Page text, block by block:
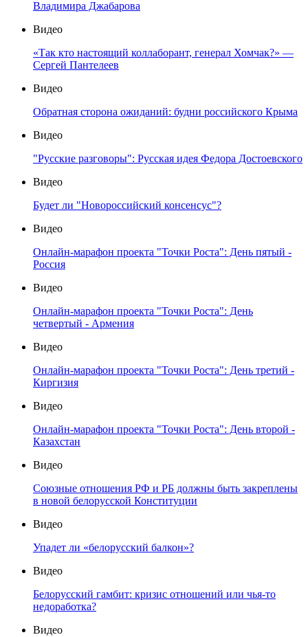
Владимира Джабарова
Видео
«Так кто настоящий коллаборант, генерал Хомчак?» —
Сергей Пантелеев
Видео
Обратная сторона ожиданий: будни российского Крыма
Видео
"Русские разговоры": Русская идея Федора Достоевского
Видео
Будет ли "Новороссийский консенсус"?
Видео
Онлайн-марафон проекта "Точки Роста": День пятый -
Россия
Видео
Онлайн-марафон проекта "Точки Роста": День
четвертый - Армения
Видео
Онлайн-марафон проекта "Точки Роста": День третий -
Киргизия
Видео
Онлайн-марафон проекта "Точки Роста": День второй -
Казахстан
Видео
Союзные отношения РФ и РБ должны быть закреплены
в новой белорусской Конституции
Видео
Упадет ли «белорусский балкон»?
Видео
Белорусский гамбит: кризис отношений или чья-то
недоработка?
Видео